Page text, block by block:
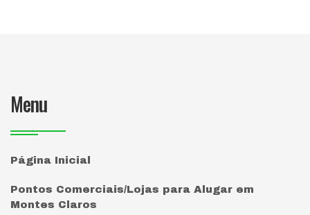
Menu
Página Inicial
Pontos Comerciais/Lojas para Alugar em
Montes Claros